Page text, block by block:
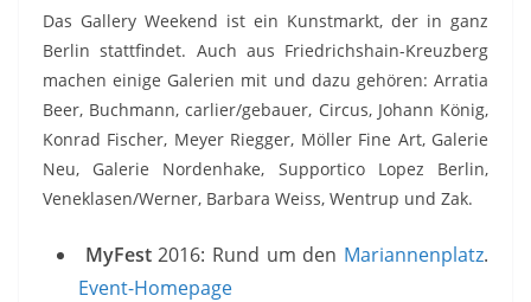
Das Gallery Weekend ist ein Kunstmarkt, der in ganz
Berlin stattfindet. Auch aus Friedrichshain-Kreuzberg
machen einige Galerien mit und dazu gehören: Arratia
Beer, Buchmann, carlier/gebauer, Circus, Johann König,
Konrad Fischer, Meyer Riegger, Möller Fine Art, Galerie
Neu, Galerie Nordenhake, Supportico Lopez Berlin,
Veneklasen/Werner, Barbara Weiss, Wentrup und Zak.
MyFest2016: Rund um den Mariannenplatz.
Event-Homepage